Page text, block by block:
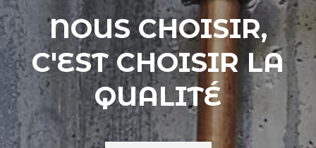
NOUS CHOISIR,
C'EST CHOISIR LA
QUALITÉ